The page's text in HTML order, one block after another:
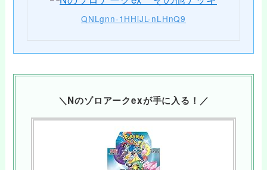
QNLgnn-1HHiJL-nLHnQ9
＼Nのゾロアークexが手に入る！／